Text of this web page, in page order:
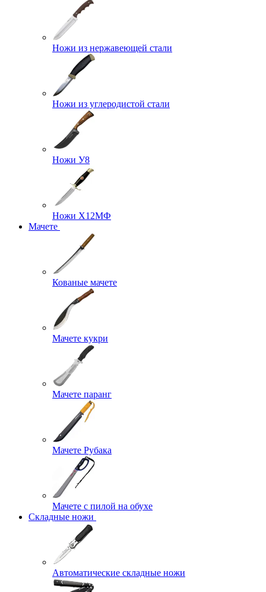
Ножи из нержавеющей стали
Ножи из углеродистой стали
Ножи У8
Ножи Х12МФ
Мачете
Кованые мачете
Мачете кукри
Мачете паранг
Мачете Рубака
Мачете с пилой на обухе
Складные ножи
Автоматические складные ножи